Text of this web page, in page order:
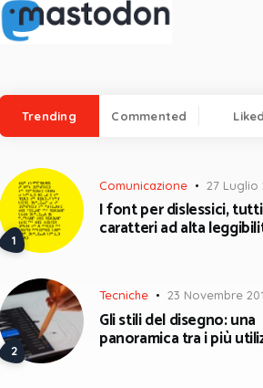
Trending Commented Liked
Comunicazione 27 Luglio
I font per dislessici,
caratteri ad alta
Tecniche 23 Novembre
Gli stili del disegno: una
panoramica tra i più